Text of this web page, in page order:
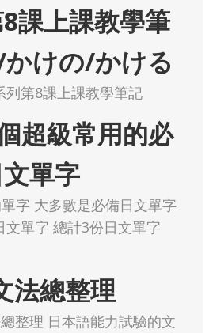
課上課教學筆
けの/かける
列第8課上課教學筆記
超級常用的必
單字
文單字
3份日文單字
法總整理
能力試驗的文